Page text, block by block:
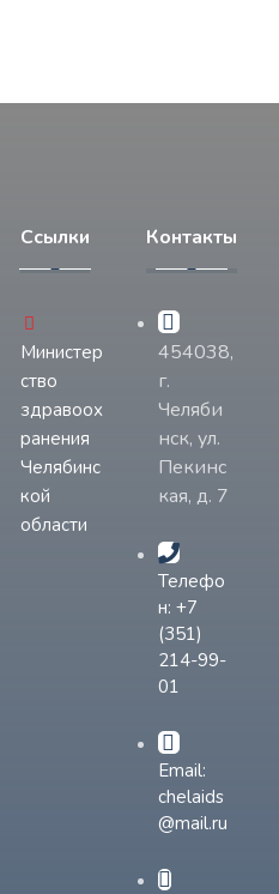
Ссылки
Министер
ство
здравоох
ранения
Челябинс
кой
области
Контакты
454038,
г.
Челяби
нск, ул.
Пекинс
кая, д. 7
Телефо
н: +7
(351)
214-99-
01
Email:
chelaids
@mail.ru